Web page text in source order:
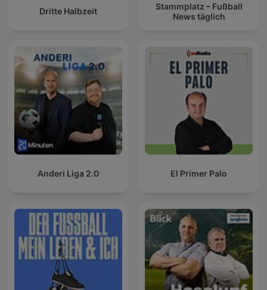
Dritte Halbzeit
Stammplatz – Fußball
News täglich
Anderi Liga 2.0 El Primer Palo